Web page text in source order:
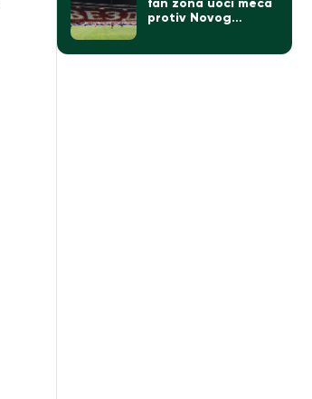
fan zona uoči meča
protiv Novog